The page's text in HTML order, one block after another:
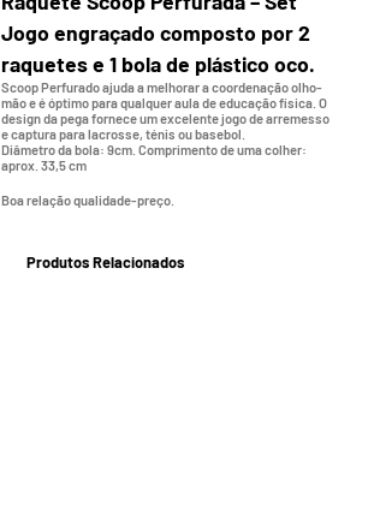
Jogo engraçado composto por 2
raquetes e 1 bola de plástico oco.
Scoop Perfurado ajuda a melhorar a coordenação olho-
mão e é óptimo para qualquer aula de educação física. O
design da pega fornece um excelente jogo de arremesso
e captura para lacrosse, ténis ou basebol.
Diâmetro da bola: 9cm. Comprimento de uma colher:
aprox. 33,5 cm
Boa relação qualidade-preço.
Produtos Relacionados